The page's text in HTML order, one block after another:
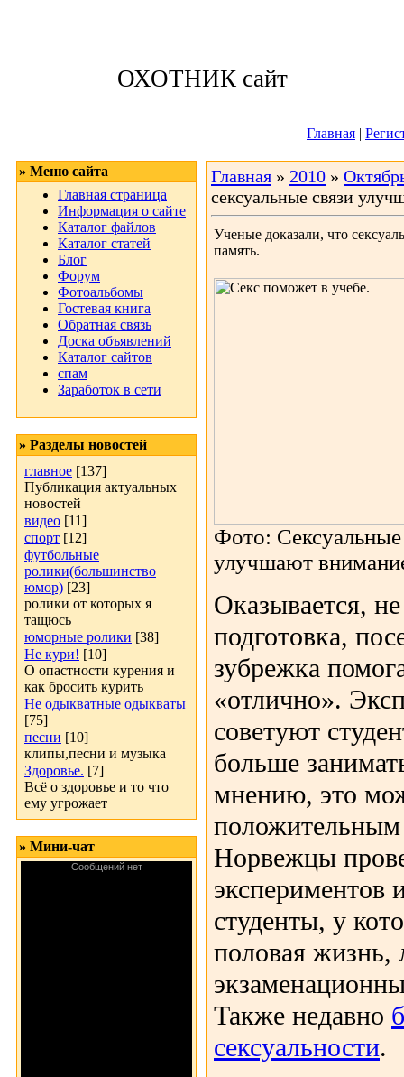
ОХОТНИК сайт
Главная |
» Меню сайта
Главная страница
Информация о сайте
Каталог файлов
Каталог статей
Блог
Форум
Фотоальбомы
Гостевая книга
Обратная связь
Доска объявлений
Каталог сайтов
спам
Заработок в сети
» Разделы новостей
главное [137]
Публикация актуальных
новостей
видео [11]
спорт [12]
футбольные
ролики(большинство
юмор) [23]
ролики от которых я
тащюсь
юморные ролики [38]
Не кури! [10]
О опастности курения и
как бросить курить
Не одыкватные одыкваты
[75]
песни [10]
клипы,песни и музыка
Здоровье. [7]
Всё о здоровье и то что
ему угрожает
» Мини-чат
Главная » 2010 »
сексуальные связи
Ученые доказали, что
память.
Фото: Cексуальные
улучшают
Оказывается,
подготовка,
зубрежка
«отлично».
советуют
больше
мнению, это
положительным
Норвежцы
экспериментов
студенты, у
половая жизнь,
Также недавно
сексуальности.